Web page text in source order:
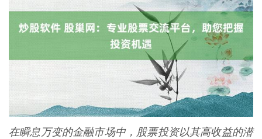
在瞬息万变的金融市场中，股票投资以其高收益的潜